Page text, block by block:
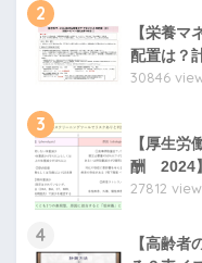
2
【栄養マ
配置は？
30846
3
【厚生労
酬 2024】
27812
4
【高齢者